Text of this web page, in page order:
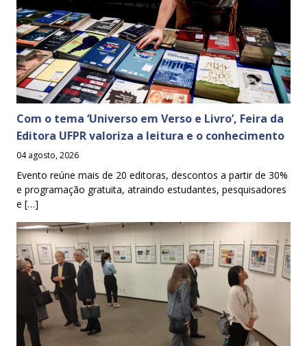
Com o tema ‘Universo em Verso e Livro’, Feira da
Editora UFPR valoriza a leitura e o conhecimento
04 agosto, 2026
Evento reúne mais de 20 editoras, descontos a partir de 30%
e programação gratuita, atraindo estudantes, pesquisadores
e […]